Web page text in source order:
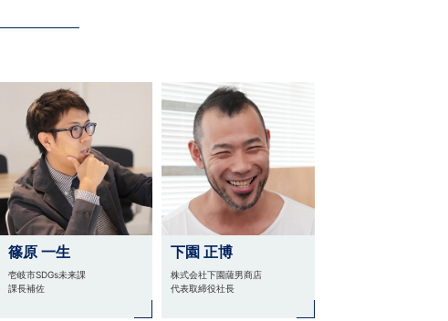
篠原 一生
壱岐市SDGs未来課
課長補佐
下園 正博
株式会社下園薩男商店
代表取締役社長